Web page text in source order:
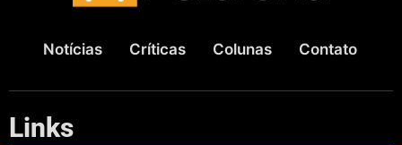
Notícias Críticas Colunas Contato
Links